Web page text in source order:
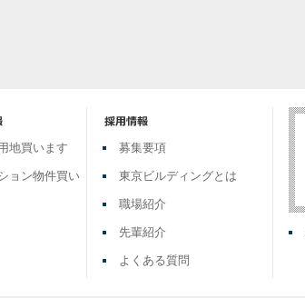
地買います
ョン物件買い
募集要項
東京ビルディングとは
職場紹介
先輩紹介
よくある質問